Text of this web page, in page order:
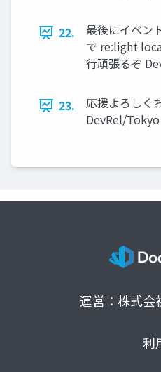
22.
最後にイベン
で re:light
⾏頑張るぞ
23.
応援よろしく
DevRel/
運営：株式会
利